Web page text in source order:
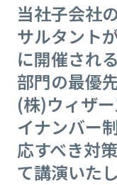
当社子会社
サルタント
に開催され
部門の最優
(株)ウィザ
イナンバー
応すべき対
て講演いたし